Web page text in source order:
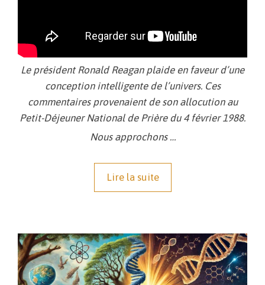
Le président Ronald Reagan plaide en faveur d’une
conception intelligente de l’univers. Ces
commentaires provenaient de son allocution au
Petit-Déjeuner National de Prière du 4 février 1988.
Nous approchons …
Lire la suite